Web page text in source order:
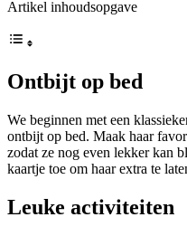
Artikel inhoudsopgave
Ontbijt op bed
We beginnen met een
ontbijt op bed. Maak haar
zodat ze nog even lekker kan
kaartje toe om haar extra te
Leuke activiteiten